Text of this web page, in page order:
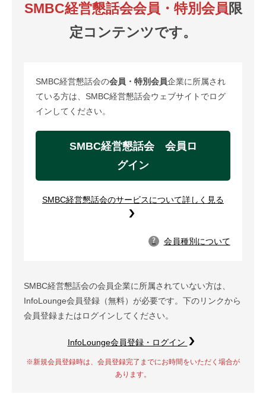
SMBC経営懇話会会員・特別会員 限
定コンテンツです。
SMBC経営懇話会の会員・特別会員企業に所属され
ている方は、SMBC経営懇話会ウェブサイトでログ
インしてください。
SMBC経営懇話会 会員ロ
グイン
SMBC経営懇話会のサービスについて詳しく見る
? 会員種別について
SMBC経営懇話会の会員企業に所属されていない方は、
InfoLounge会員登録（無料）が必要です。下のリンクから
会員登録またはログインしてください。
InfoLounge会員登録・ログイン
※新規会員登録時は、会員登録完了までにお時間をいただく場合が
あります。